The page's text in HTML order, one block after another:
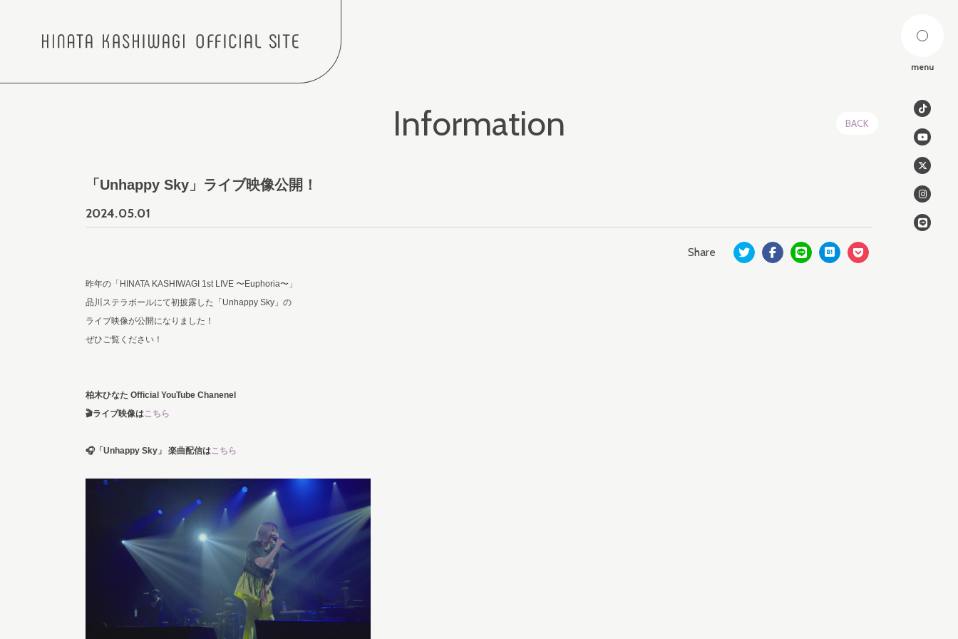
menu
Information BACK
「Unhappy Sky」ライブ映像公開！
2024.05.01
昨年の「HINATA KASHIWAGI 1st LIVE 〜Euphoria〜」
品川ステラボールにて初披露した「Unhappy Sky」の
ライブ映像が公開になりました！
ぜひご覧ください！
柏木ひなた Official YouTube Chanenel
🎬ライブ映像はこちら
🎧「Unhappy Sky」 楽曲配信はこちら